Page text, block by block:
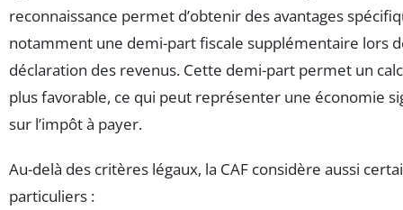
reconnaissance permet d’obtenir des avantages
notamment une demi-part fiscale supplémentaire lors
déclaration des revenus. Cette demi-part permet un
plus favorable, ce qui peut représenter une économie
sur l’impôt à payer.
Au-delà des critères légaux, la CAF considère aussi
particuliers :